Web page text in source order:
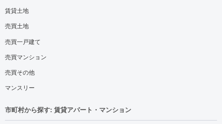
賃貸土地
売買土地
売買一戸建て
売買マンション
売買その他
マンスリー
市町村から探す: 賃貸アパート・マンション